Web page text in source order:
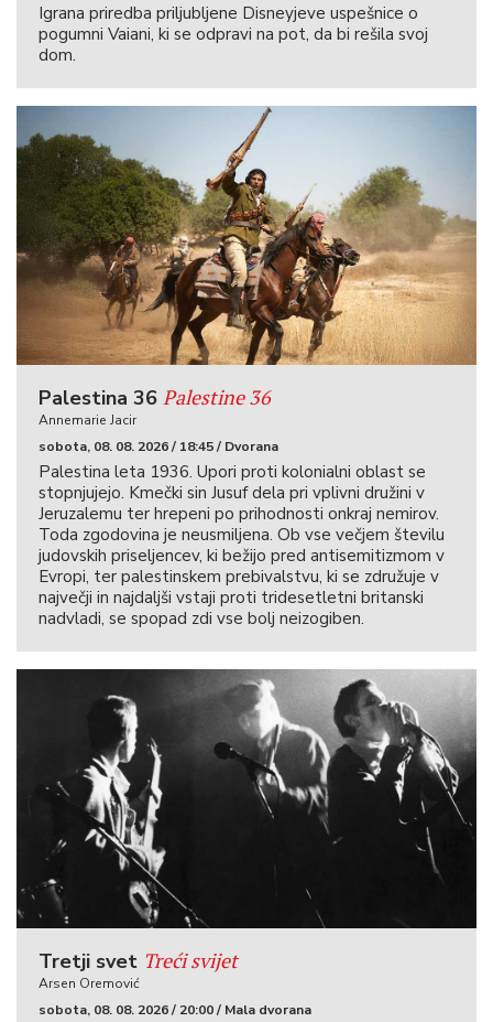
Igrana priredba priljubljene Disneyjeve uspešnice o
pogumni Vaiani, ki se odpravi na pot, da bi rešila svoj
dom.
Palestina 36 Palestine 36
Annemarie Jacir
sobota, 08. 08. 2026 / 18:45 / Dvorana
Palestina leta 1936. Upori proti kolonialni oblast se
stopnjujejo. Kmečki sin Jusuf dela pri vplivni družini v
Jeruzalemu ter hrepeni po prihodnosti onkraj nemirov.
Toda zgodovina je neusmiljena. Ob vse večjem številu
judovskih priseljencev, ki bežijo pred antisemitizmom v
Evropi, ter palestinskem prebivalstvu, ki se združuje v
največji in najdaljši vstaji proti tridesetletni britanski
nadvladi, se spopad zdi vse bolj neizogiben.
Tretji svet Treći svijet
Arsen Oremović
sobota, 08. 08. 2026 / 20:00 / Mala dvorana